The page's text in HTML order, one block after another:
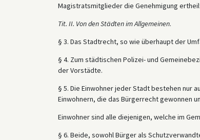
Magistratsmitglieder die Genehmigung
Tit. II. Von den Städten im Allgemeinen.
§ 3. Das Stadtrecht, so wie überhaupt der
§ 4. Zum städtischen Polizei- und
der Vorstädte.
§ 5. Die Einwohner jeder Stadt bestehen nur
Einwohnern, die das Bürgerrecht gewonnen
Einwohner sind alle diejenigen, welche im
§ 6. Beide, sowohl Bürger als